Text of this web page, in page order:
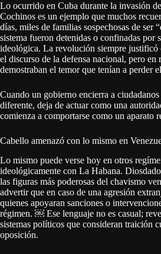
Lo ocurrido en Cuba durante la invasión
Cochinos es un ejemplo que muchos
días, miles de familias sospechosas de ser
sistema fueron detenidas o confinadas por
ideológica. La revolución siempre justificó
el discurso de la defensa nacional, pero en
demostraban el temor que tenían a perder
Cuando un gobierno encierra a
diferente, deja de actuar como una
comienza a comportarse como un aparato
Cabello amenazó con lo mismo en
Lo mismo puede verse hoy en otros
ideológicamente con La Habana.
las figuras más poderosas del chavismo
advertir que en caso de una agresión
quienes apoyaran sanciones o
régimen. ￼ Ese lenguaje no es casual;
sistemas políticos que consideran traición
oposición.